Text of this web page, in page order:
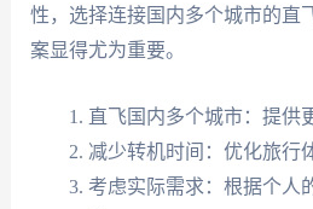
性，选择连接国内多个城市的直
案显得尤为重要。
直飞国内多个城市：提供
减少转机时间：优化旅行
考虑实际需求：根据个人